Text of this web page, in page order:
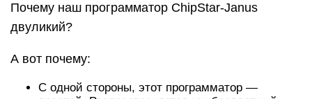
Почему наш программатор ChipStar-Janus
двуликий?
А вот почему:
C одной стороны, этот программатор —